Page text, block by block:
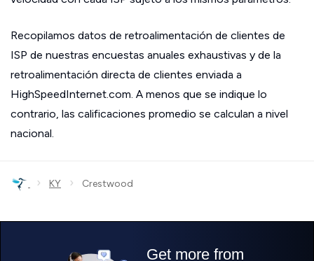
Recopilamos datos de retroalimentación de clientes de
ISP de nuestras encuestas anuales exhaustivas y de la
retroalimentación directa de clientes enviada a
HighSpeedInternet.com. A menos que se indique lo
contrario, las calificaciones promedio se calculan a nivel
nacional.
› KY › Crestwood